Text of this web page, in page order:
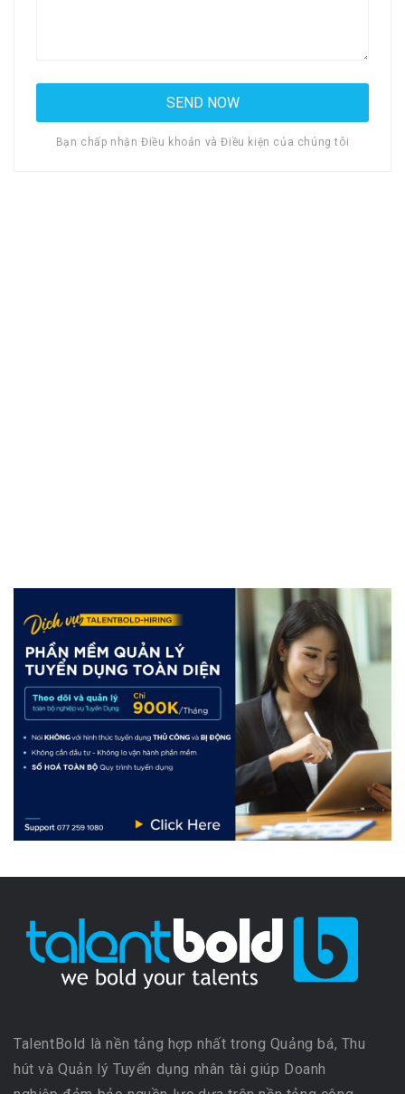
Bạn chấp nhận Điều khoản và Điều kiện của chúng tôi
TalentBold là nền tảng hợp nhất trong Quảng bá, Thu
hút và Quản lý Tuyển dụng nhân tài giúp Doanh